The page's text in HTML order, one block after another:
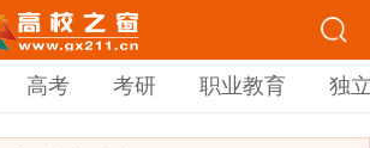
高考 考研 职业教育 独